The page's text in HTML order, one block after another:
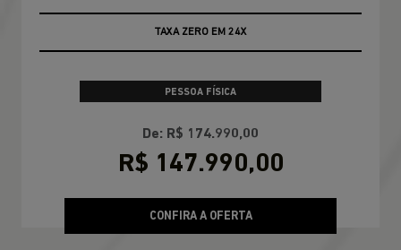
TAXA ZERO EM 24X
PESSOA FÍSICA
De: R$ 174.990,00
R$ 147.990,00
CONFIRA A OFERTA